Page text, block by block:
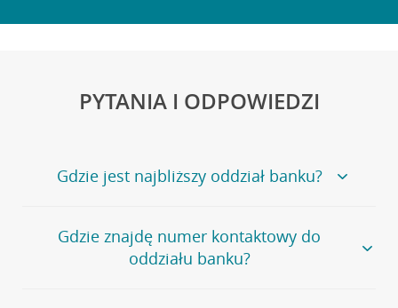
PYTANIA I ODPOWIEDZI
Gdzie jest najbliższy oddział banku?
Jeśli szukasz oddziału naszego banku, zapraszamy na
stronęPlacówki i bankomaty, na której znajduje się
wygodna wyszukiwarka.
Gdzie znajdę numer kontaktowy do
oddziału banku?